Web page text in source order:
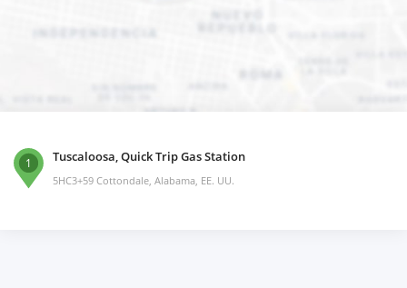
1 Tuscaloosa, Quick Trip Gas Station
5HC3+59 Cottondale, Alabama, EE. UU.